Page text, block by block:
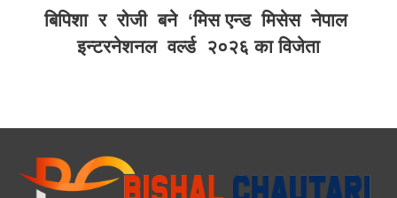
बिपिशा र रोजी बने ‘मिस एन्ड मिसेस नेपाल
इन्टरनेशनल वर्ल्ड २०२६ का विजेता